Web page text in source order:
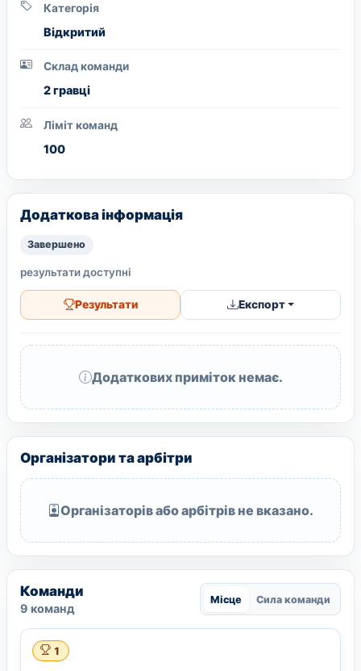
Категорія
Вiдкритий
Склад команди
2 гравці
Ліміт команд
100
Додаткова інформація
Завершено
результати доступні
Результати Експорт
Додаткових приміток немає.
Організатори та арбітри
Організаторів або арбітрів не вказано.
Команди
9 команд
Місце Сила команди
1